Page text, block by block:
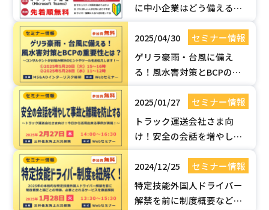
に中小企業はどう備える
バー保険の活用方法につい
て【無料Webセミナー】
2025/04/30
セミナー情報
ゲリラ豪雨・台風に備え
る！風水害対策とBCPの重
ンセミナー】
2025/01/27
セミナー情報
トラック運送会社さま向
け！安全の会話を増やして
料セミナー】
2024/12/25
セミナー情報
特定技能外国人ドライバー
解禁を前に制度概要などを